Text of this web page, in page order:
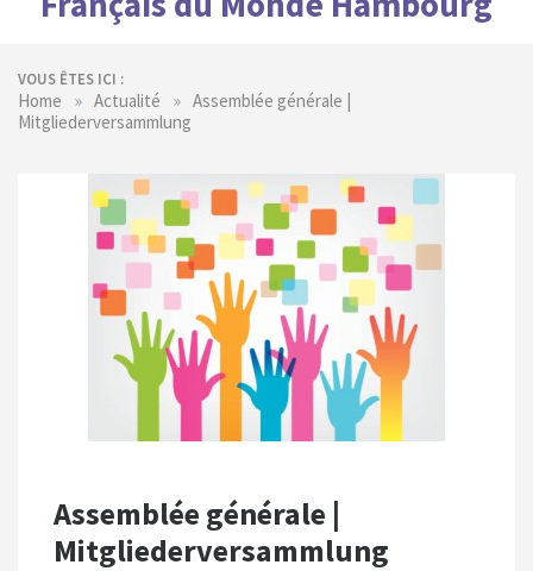
VOUS ÊTES ICI :
Home » Actualité » Assemblée générale |
Mitgliederversammlung
Assemblée générale |
Mitgliederversammlung